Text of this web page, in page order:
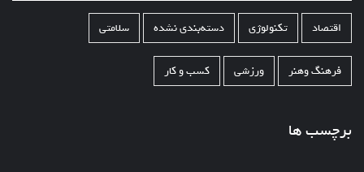
اقتصاد تکنولوژی دسته‌بندی نشده سلامتی
فرهنگ وهنر ورزشی کسب و کار
برچسب ها